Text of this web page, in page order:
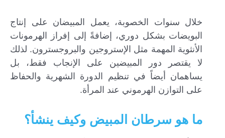
خلال سنوات الخصوبة، يعمل المبيضان على إنتاج
البويضات بشكل دوري، إضافةً إلى إفراز الهرمونات
الأنثوية المهمة مثل الإستروجين والبروجسترون. لذلك
لا يقتصر دور المبيضين على الإنجاب فقط، بل
يساهمان أيضاً في تنظيم الدورة الشهرية والحفاظ
على التوازن الهرموني عند المرأة.
ما هو سرطان المبيض وكيف ينشأ؟